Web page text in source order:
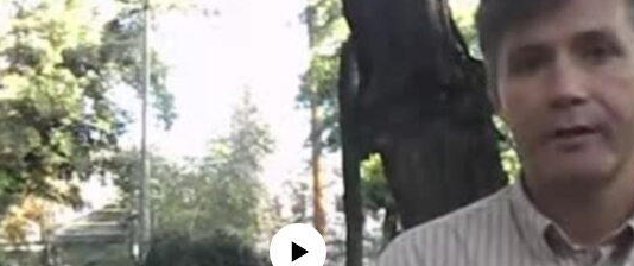
No media source currently available